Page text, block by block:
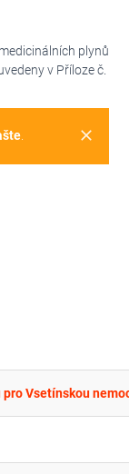
plynů
v Příloze č.
clear
.